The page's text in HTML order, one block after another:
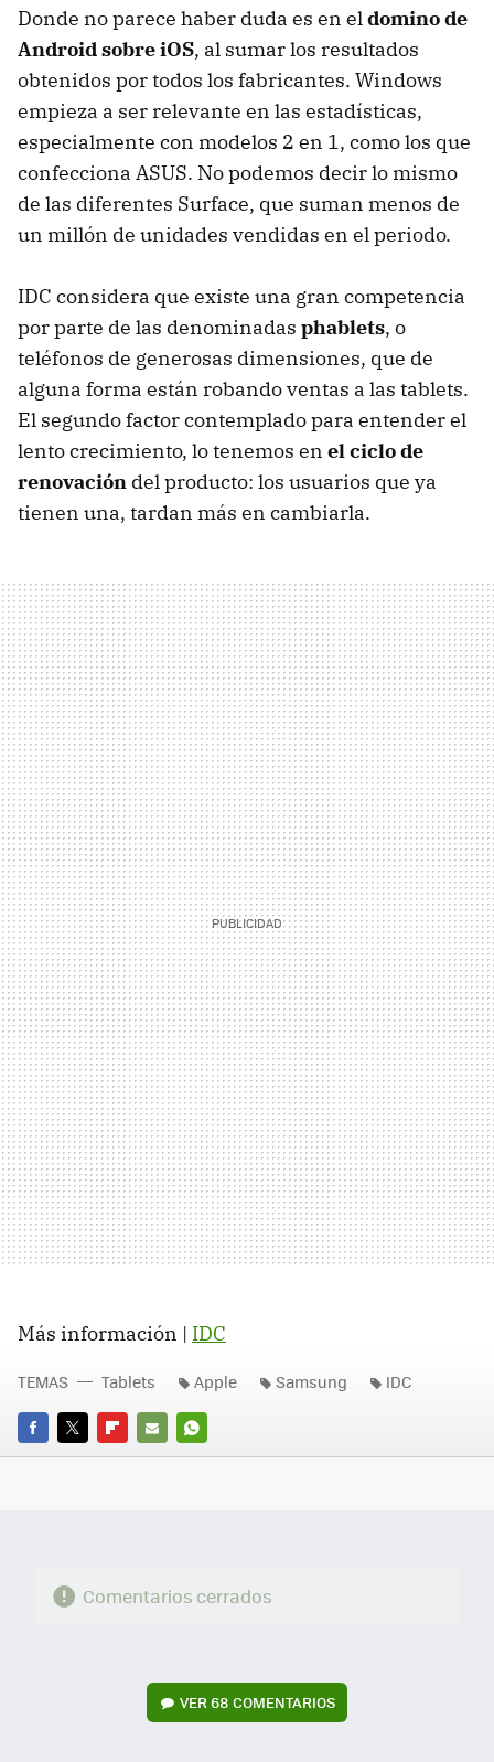
Donde no parece haber duda es en eldomino de
Android sobre iOS, al sumar los resultados
obtenidos por todos los fabricantes. Windows
empieza a ser relevante en las estadísticas,
especialmente con modelos 2 en 1, como los que
confecciona ASUS. No podemos decir lo mismo
de las diferentes Surface, que suman menos de
un millón de unidades vendidas en el periodo.
IDC considera que existe una gran competencia
por parte de las denominadas phablets, o
teléfonos de generosas dimensiones, que de
alguna forma están robando ventas a las tablets.
El segundo factor contemplado para entender el
lento crecimiento, lo tenemos en el ciclo de
renovación del producto: los usuarios que ya
tienen una, tardan más en cambiarla.
Más información | IDC
FACEBOOK
TWITTERFLIPBOARD
E-
WHATSAPP
TEMAS Tablets Apple Samsung IDC
Comentarios cerrados
VER68 COMENTARIOS